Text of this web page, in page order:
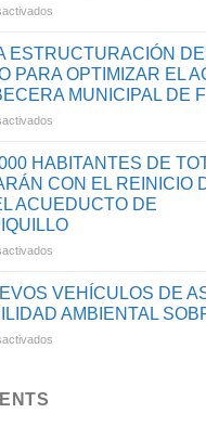
INVERSIONES
QUE
FORTALECEN
EL
AGUA
POTABLE
Y
SANEAMIENTO
BÁSICO
CAUCA
DE
4.900
HABITANTES
DE
BENEFICIARÁN
CON
PROYECTO
PARA
OPTIMIZAR
DE
ACUEDUCTO
ESTRUCTURACIÓN
PARA OPTIMIZAR EL
MUNICIPAL DE
LA
ESTRUCTURACIÓN
DEL
PROYECTO
PARA
ACUEDUCTO
DE
LA
HABITANTES DE
CON EL REINICIO
ACUEDUCTO DE
DE
4.000
HABITANTES
VEHÍCULOS DE
AMBIENTAL